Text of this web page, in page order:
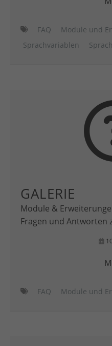
FAQ
Module und
Sprachvariablen
GALERIE
Module &
Fragen und Antworten
FAQ Module und